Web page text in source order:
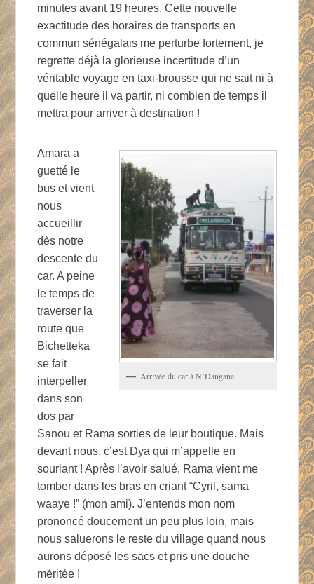
minutes avant 19 heures. Cette nouvelle
exactitude des horaires de transports en
commun sénégalais me perturbe fortement, je
regrette déjà la glorieuse incertitude d’un
véritable voyage en taxi-brousse qui ne sait ni à
quelle heure il va partir, ni combien de temps il
mettra pour arriver à destination !
Arrivée du car à N’Dangane
Amara a
guetté le
bus et vient
nous
accueillir
dès notre
descente du
car. A peine
le temps de
traverser la
route que
Bichetteka
se fait
interpeller
dans son
dos par
Sanou et Rama sorties de leur boutique. Mais
devant nous, c’est Dya qui m’appelle en
souriant ! Après l’avoir salué, Rama vient me
tomber dans les bras en criant “Cyril, sama
waaye !” (mon ami). J’entends mon nom
prononcé doucement un peu plus loin, mais
nous saluerons le reste du village quand nous
aurons déposé les sacs et pris une douche
méritée !